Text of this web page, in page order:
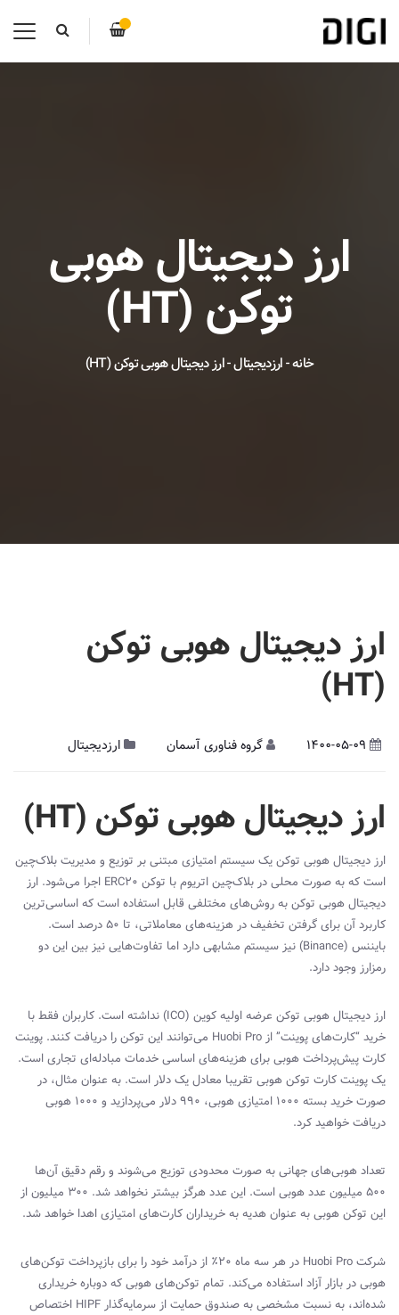
ارز دیجیتال هوبی
توکن (HT)
خانه-ارزدیجیتال-ارز دیجیتال هوبی توکن (HT)
ارز دیجیتال هوبی توکن
(HT)
1400-05-09 گروه فناوری آسمان ارزدیجیتال
ارز دیجیتالهوبی توکن (HT
)
ارز دیجیتال هوبی توکن یک سیستم امتیازی مبتنی بر توزیع و مدیریت بلاک‌چین
است که به صورت محلی در بلاک‌چین اتریوم با توکن ERC20 اجرا می‌شود. ارز
دیجیتال هوبی توکن به روش‌های مختلفی قابل استفاده است که اساسی‌ترین
کاربرد آن برای گرفتن تخفیف در هزینه‌های معاملاتی، تا 50 درصد است.
بایننس (Binance) نیز سیستم مشابهی دارد اما تفاوت‌هایی نیز بین این دو
رمزارز وجود دارد.
ارز دیجیتال هوبی توکن عرضه اولیه کوین (ICO) نداشته است. کاربران فقط با
خرید “کارت‌های پوینت” از Huobi Pro می‌توانند این توکن را دریافت کنند. پوینت
کارت پیش‌پرداخت هوبی برای هزینه‌های اساسی خدمات مبادله‌ای تجاری است.
یک پوینت کارت توکن هوبی تقریبا معادل یک دلار است. به عنوان مثال، در
صورت خرید بسته 1000 امتیازی هوبی، 990 دلار می‌پردازید و 1000 هوبی
دریافت خواهید کرد.
تعداد هوبی‌های جهانی به صورت محدودی توزیع می‌شوند و رقم دقیق آن‌ها
500 میلیون عدد هوبی است. این عدد هرگز بیشتر نخواهد شد. 300 میلیون از
این توکن هوبی به عنوان هدیه به خریداران کارت‌های امتیازی اهدا خواهد شد.
شرکتHuobi Pro
در هر سه ماه 20٪ از درآمد خود را برای بازپرداخت توکن‌های
هوبی در بازار آزاد استفاده می‌کند. تمام توکن‌های هوبی که دوباره خریداری
شده‌اند، به نسبت مشخصی به صندوق حمایت از سرمایه‌گذار HIPF اختصاص